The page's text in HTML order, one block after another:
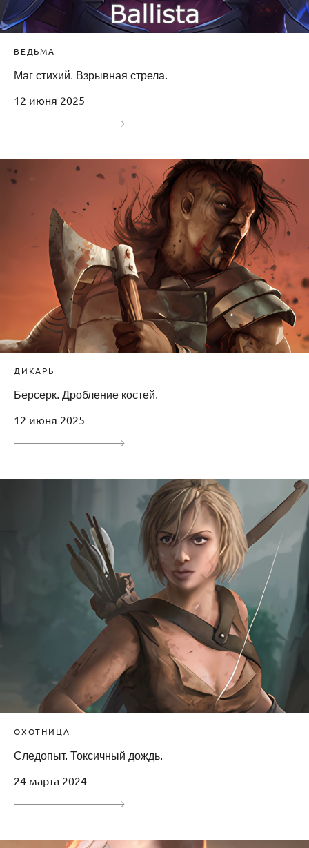
ВЕДЬМА
Маг стихий. Взрывная стрела.
12 июня 2025
ДИКАРЬ
Берсерк. Дробление костей.
12 июня 2025
ОХОТНИЦА
Следопыт. Токсичный дождь.
24 марта 2024